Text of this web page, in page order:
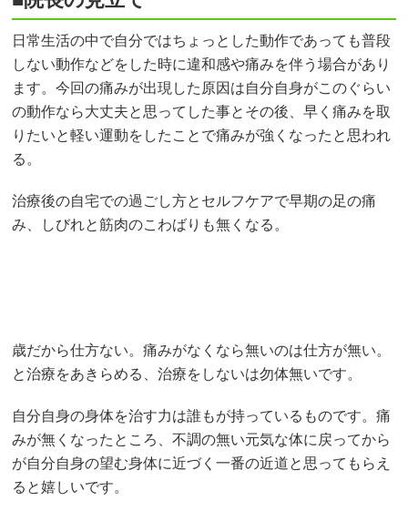
日常生活の中で自分ではちょっとした動作であっても普段
しない動作などをした時に違和感や痛みを伴う場合があり
ます。今回の痛みが出現した原因は自分自身がこのぐらい
の動作なら大丈夫と思ってした事とその後、早く痛みを取
りたいと軽い運動をしたことで痛みが強くなったと思われ
る。
治療後の自宅での過ごし方とセルフケアで早期の足の痛
み、しびれと筋肉のこわばりも無くなる。
歳だから仕方ない。痛みがなくなら無いのは仕方が無い。
と治療をあきらめる、治療をしないは勿体無いです。
自分自身の身体を治す力は誰もが持っているものです。痛
みが無くなったところ、不調の無い元気な体に戻ってから
が自分自身の望む身体に近づく一番の近道と思ってもらえ
ると嬉しいです。